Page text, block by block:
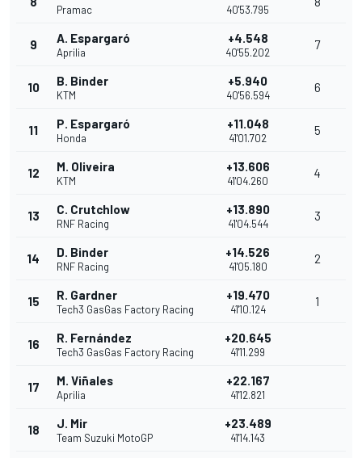
Pramac 40'53.795
9 A. Espargaró
Aprilia
+4.548
40'55.202
7
10 B. Binder
KTM
+5.940
40'56.594
6
11 P. Espargaró
Honda
+11.048
41'01.702
5
12 M. Oliveira
KTM
+13.606
41'04.260
4
13 C. Crutchlow
RNF Racing
+13.890
41'04.544
3
14 D. Binder
RNF Racing
+14.526
41'05.180
2
15 R. Gardner
Tech3 GasGas Factory Racing
+19.470
41'10.124
1
16 R. Fernández
Tech3 GasGas Factory Racing
+20.645
41'11.299
17 M. Viñales
Aprilia
+22.167
41'12.821
18 J. Mir
Team Suzuki MotoGP
+23.489
41'14.143